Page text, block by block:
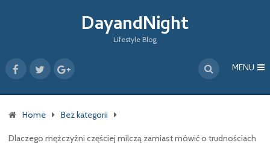
DayandNight
Lifestyle Blog
MENU
Home Bez kategorii
Dlaczego mężczyźni częściej milczą zamiast mówić o trudnościach